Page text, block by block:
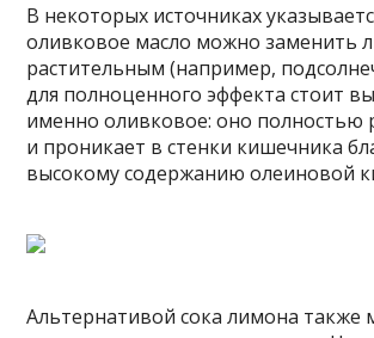
В некоторых источниках
оливковое масло можно заменить
растительным (например,
для полноценного эффекта стоит
именно оливковое: оно полностью
и проникает в стенки кишечника
высокому содержанию олеиновой
Альтернативой сока лимона также